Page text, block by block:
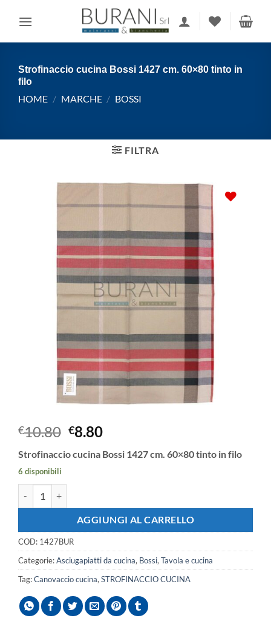
Strofinaccio cucina Bossi 1427 cm. 60×80 tinto in
filo
HOME / MARCHE / BOSSI
FILTRA
€10.80 Il
originale
€8.80Il
attuale
Strofinaccio cucina Bossi 1427 cm. 60×80 tinto in filo
6 disponibili
AGGIUNGI AL CARRELLO
COD: 1427BUR
Categorie:Asciugapiatti da cucina, Bossi, Tavola e cucina
Tag:Canovaccio cucina, STROFINACCIO CUCINA